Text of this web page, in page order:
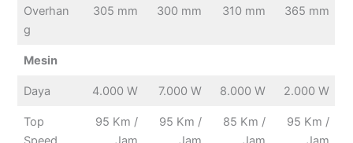
Overhan
g
305 mm 300 mm 310 mm 365 mm
Mesin
Daya 4.000 W 7.000 W 8.000 W 2.000 W
Top
95 Km /
95 Km /
85 Km /
95 Km /